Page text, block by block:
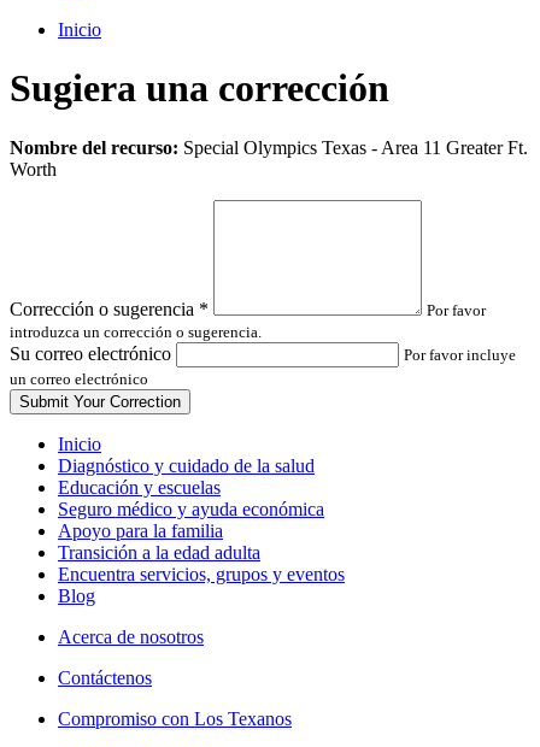
Inicio
Sugiera una corrección
Leave
this
Nombre del recurso: Special Olympics Texas - Area 11 Greater Ft.
Worth
Corrección o sugerencia *
Por favor
introduzca un corrección o sugerencia.
Su correo electrónico
Por favor incluye
un correo electrónico
Inicio
Diagnóstico y cuidado de la salud
Educación y escuelas
Seguro médico y ayuda económica
Apoyo para la familia
Transición a la edad adulta
Encuentra servicios, grupos y eventos
Blog
Acerca de nosotros
Contáctenos
Compromiso con Los Texanos